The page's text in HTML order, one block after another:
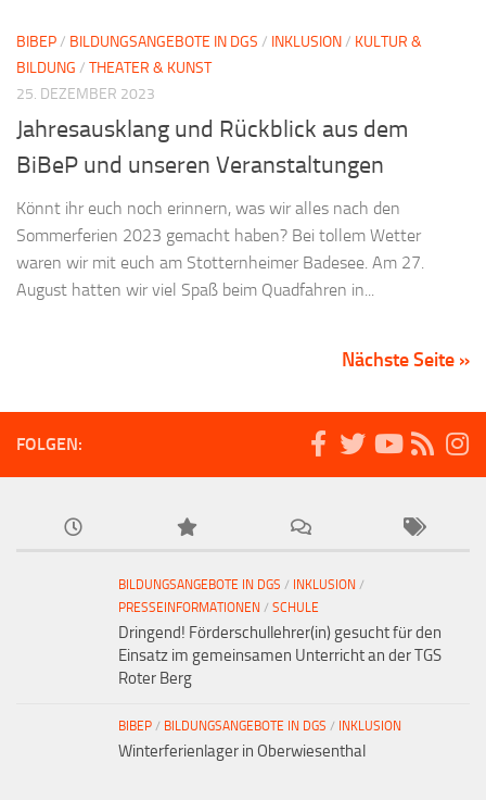
BIBEP/ BILDUNGSANGEBOTE IN DGS / INKLUSION/ KULTUR &
BILDUNG / THEATER & KUNST
25. DEZEMBER 2023
Jahresausklang und Rückblick aus dem
BiBeP und unseren Veranstaltungen
Könnt ihr euch noch erinnern, was wir alles nach den
Sommerferien 2023 gemacht haben? Bei tollem Wetter
waren wir mit euch am Stotternheimer Badesee. Am 27.
August hatten wir viel Spaß beim Quadfahren in...
Nächste Seite »
FOLGEN:
BILDUNGSANGEBOTE IN DGS / INKLUSION /
PRESSEINFORMATIONEN / SCHULE
Dringend! Förderschullehrer(in) gesucht für den
Einsatz im gemeinsamen Unterricht an der TGS
Roter Berg
BIBEP / BILDUNGSANGEBOTE IN DGS / INKLUSION
Winterferienlager in Oberwiesenthal